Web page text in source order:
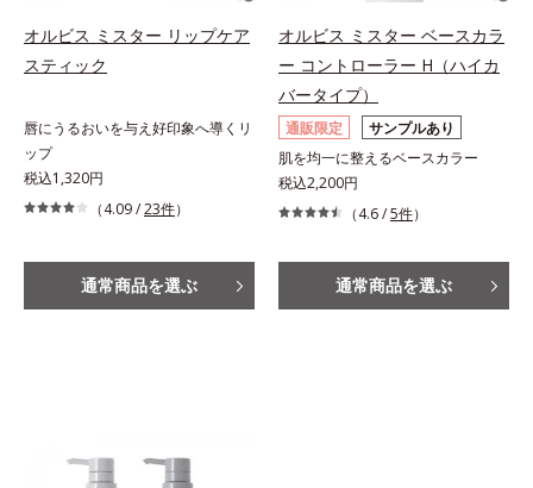
オルビス ミスター リップケア
スティック
唇にうるおいを与え好印象へ導くリ
ップ
税込1,320円
（4.09 /23件）
通常商品を選ぶ
オルビス ミスター ベースカラ
ー コントローラー H（ハイカ
バータイプ）
通販限定
サンプルあり
肌を均一に整えるベースカラー
税込2,200円
（4.6 /5件）
通常商品を選ぶ